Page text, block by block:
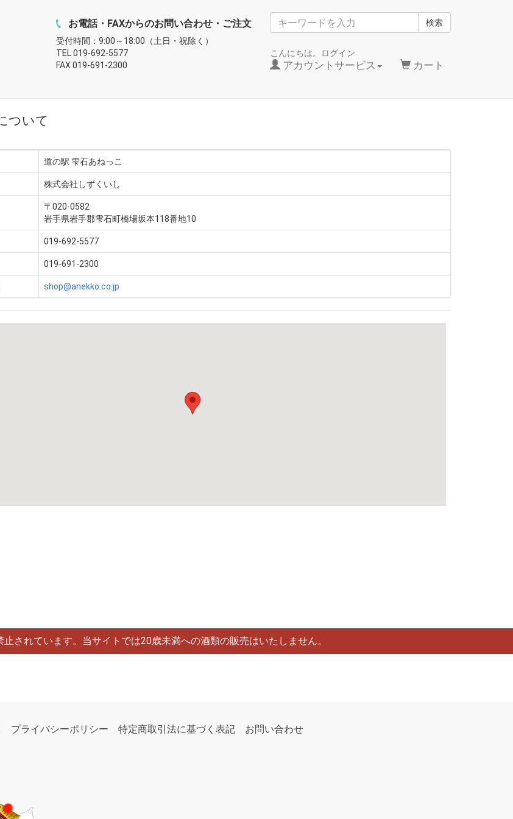
検索
こんにちは。ログイン
アカウントサービス カート
お電話・FAXからのお問い合わせ・ご注文
受付時間：9:00～18:00（土日・祝除く）
TEL 019-692-5577
FAX 019-691-2300
ついて
道の駅 雫石あねっこ
株式会社しずくいし
〒020-0582
岩手県岩手郡雫石町橋場坂本118番地10
019-692-5577
019-691-2300
shop@anekko.co.jp
されています。当サイトでは20歳未満への酒類の販売はいたしません。
プライバシーポリシー 特定商取引法に基づく表記 お問い合わせ